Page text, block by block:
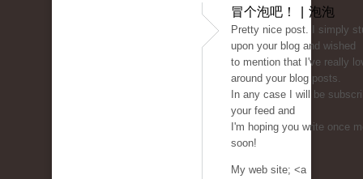
冒个泡吧！ | 泡泡
Pretty nice post. I simply
upon your blog and wished
to mention that I've really
around your blog posts.
In any case I will be
your feed and
I'm hoping you write once
soon!
My web site; <a